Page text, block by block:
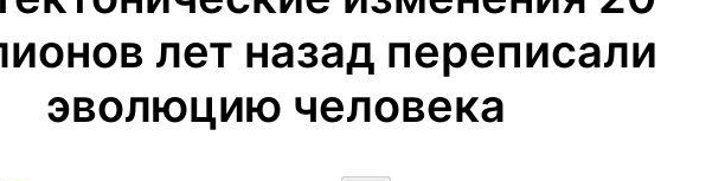
лет назад переписали
эволюцию человека